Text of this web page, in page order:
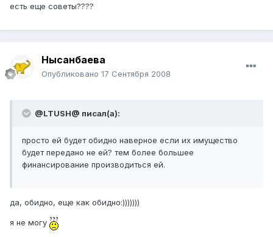
есть еще советы????
Нысанбаева
Опубликовано 17 Сентября 2008
@LTUSH@ писал(а):
просто ей будет обидно наверное если их имущество
будет передано не ей? тем более большее
финансирование производиться ей.
да, обидно, еще как обидно:)))))))
я не могу